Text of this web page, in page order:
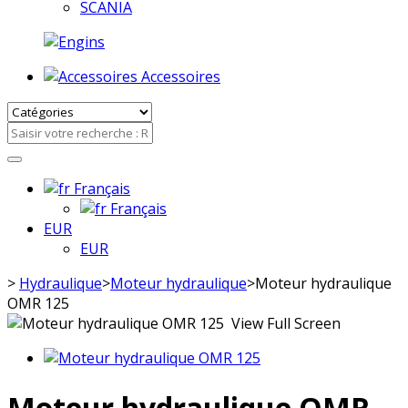
SCANIA
Accessoires
Français
Français
EUR
EUR
> Hydraulique>Moteur hydraulique>Moteur hydraulique
OMR 125
View Full Screen